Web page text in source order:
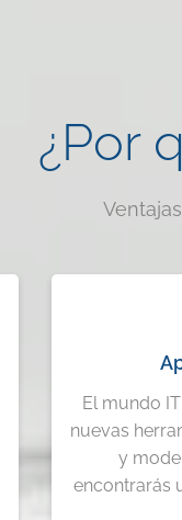
¿Por
El mundo
nuevas
y
encontrarás